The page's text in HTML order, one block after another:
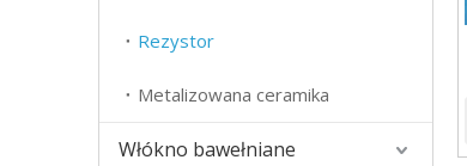
Rezystor
Metalizowana ceramika
Włókno bawełniane